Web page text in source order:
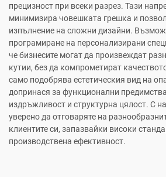
прецизност при всеки разрез. Тази
минимизира човешката грешка и
изпълнение на сложни дизайни.
програмиране на персонализирани
че бизнесите могат да произвеждат
кутии, без да компрометират
само подобрява естетическия вид на
допринася за функционални
издръжливост и структурна цялост. С
уверено да отговаряте на
клиентите си, запазвайки високи
производствена ефективност.